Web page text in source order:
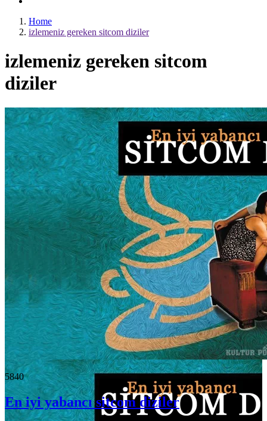
Home
izlemeniz gereken sitcom diziler
izlemeniz gereken sitcom
diziler
5840
En iyi yabancı sitcom diziler